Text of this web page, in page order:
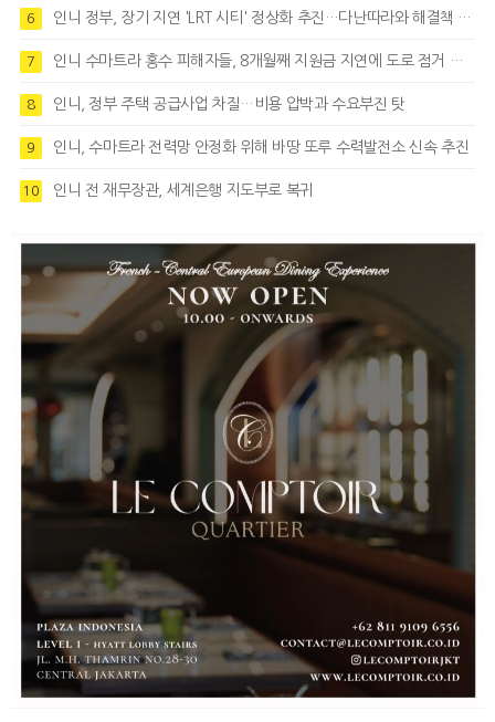
6 인니 정부, 장기 지연 'LRT 시티' 정상화 추진…다난따라와 해결책 모색
7 인니 수마트라 홍수 피해자들, 8개월째 지원금 지연에 도로 점거 시위
8 인니, 정부 주택 공급사업 차질…비용 압박과 수요부진 탓
9 인니, 수마트라 전력망 안정화 위해 바땅 또루 수력발전소 신속 추진
10 인니 전 재무장관, 세계은행 지도부로 복귀